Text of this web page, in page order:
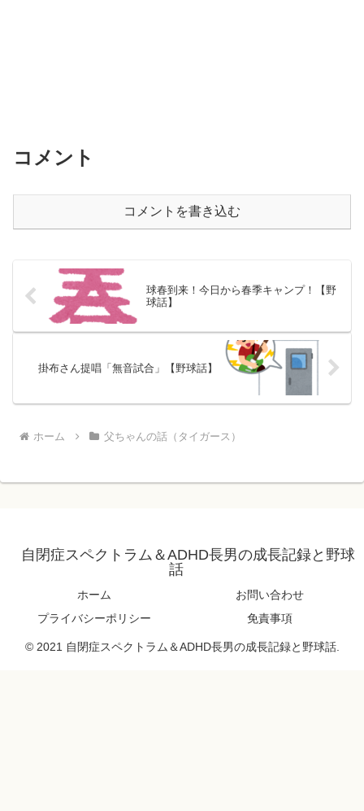
コメント
コメントを書き込む
球春到来！今日から春季キャンプ！【野
球話】
掛布さん提唱「無音試合」【野球話】
ホーム 父ちゃんの話（タイガース）
自閉症スペクトラム＆ADHD長男の成長記録と野球
話
ホーム
お問い合わせ
プライバシーポリシー
免責事項
© 2021 自閉症スペクトラム＆ADHD長男の成長記録と野球話.